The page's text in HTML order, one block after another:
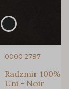
0000 2797
Radzmir 100%
Uni - Noir